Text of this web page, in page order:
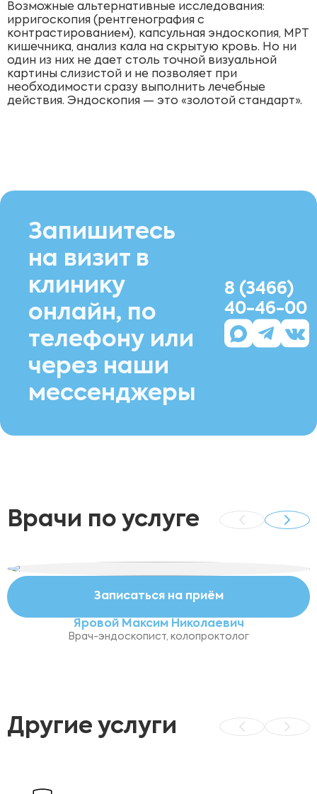
Возможные альтернативные исследования:
ирригоскопия (рентгенография с
контрастированием), капсульная эндоскопия, МРТ
кишечника, анализ кала на скрытую кровь. Но ни
один из них не дает столь точной визуальной
картины слизистой и не позволяет при
необходимости сразу выполнить лечебные
действия. Эндоскопия — это «золотой стандарт».
Запишитесь
на визит в
клинику
онлайн, по
телефону или
через наши
мессенджеры
8 (3466)
40-46-00
Врачи по услуге
Записаться на приём
Яровой Максим Николаевич
Врач-эндоскопист, колопроктолог
Другие услуги